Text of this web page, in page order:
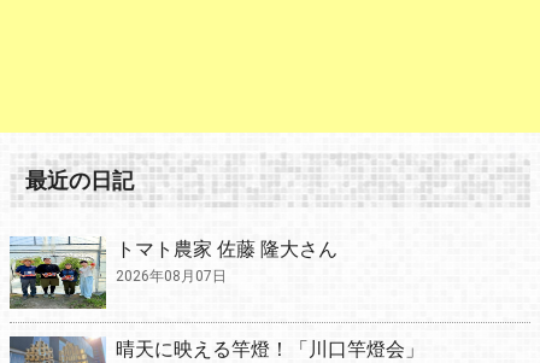
最近の日記
トマト農家 佐藤 隆大さん
2026年08月07日
晴天に映える竿燈！「川口竿燈会」